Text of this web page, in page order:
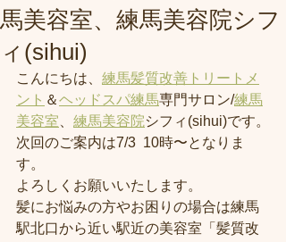
馬美容室、練馬美容院シフ
ィ(sihui)
こんにちは、 練馬髪質改善トリートメ
ント ＆ヘッドスパ練馬専門サロン/練馬
美容室
練馬美容院シフィ(sihui)です。
次回のご案内は7/3  10時〜となりま
す。
よろしくお願いいたします。
髪にお悩みの方やお困りの場合は練馬
駅北口から近い駅近の美容室「髪質改